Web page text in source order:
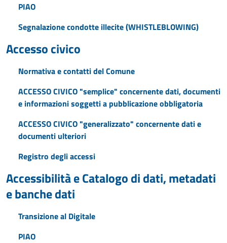
PIAO
Segnalazione condotte illecite (WHISTLEBLOWING)
Accesso civico
Normativa e contatti del Comune
ACCESSO CIVICO "semplice" concernente dati, documenti
e informazioni soggetti a pubblicazione obbligatoria
ACCESSO CIVICO "generalizzato" concernente dati e
documenti ulteriori
Registro degli accessi
Accessibilità e Catalogo di dati, metadati
e banche dati
Transizione al Digitale
PIAO